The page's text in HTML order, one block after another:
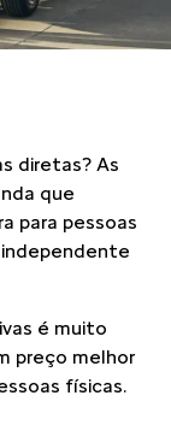
diretas? As
que
para pessoas
independente
é muito
preço melhor
físicas.